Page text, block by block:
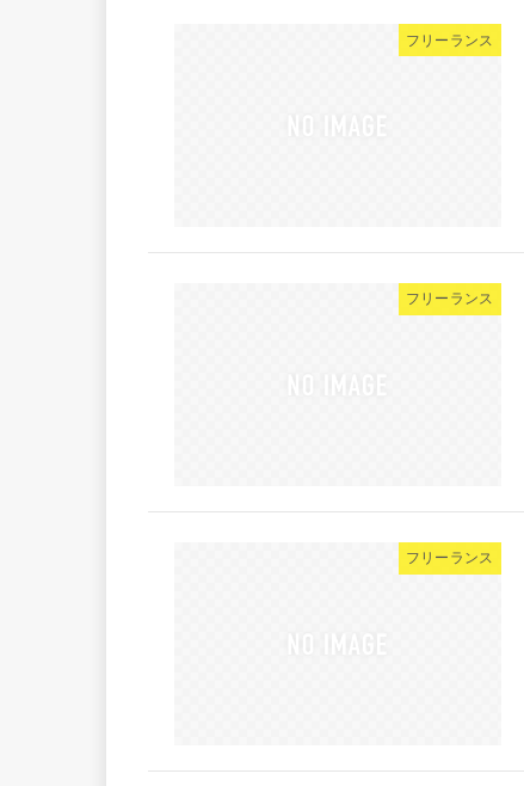
フリーランス
フリーランス
フリーランス